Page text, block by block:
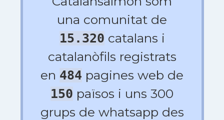
una comunitat de
15.320 catalans i
catalanòfils registrats
en 484 pagines web de
150 països i uns 300
grups de whatsapp des